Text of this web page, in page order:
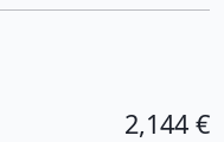
2,144 €